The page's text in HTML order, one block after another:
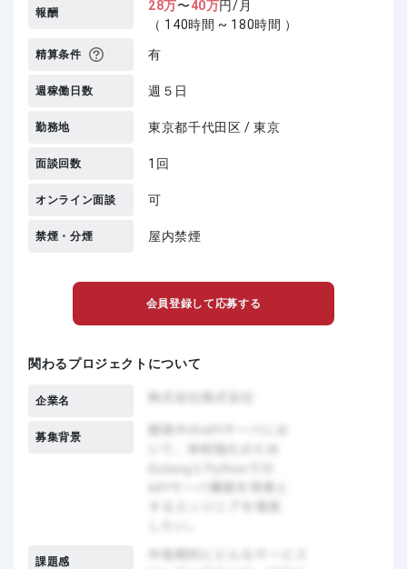
報酬 28万〜40万円/月
（ 140時間 ~ 180時間 ）
精算条件 有
週稼働日数 週５日
勤務地 東京都千代田区 / 東京
面談回数 1回
オンライン面談 可
禁煙・分煙 屋内禁煙
会員登録して応募する
関わるプロジェクトについて
企業名
募集背景
課題感